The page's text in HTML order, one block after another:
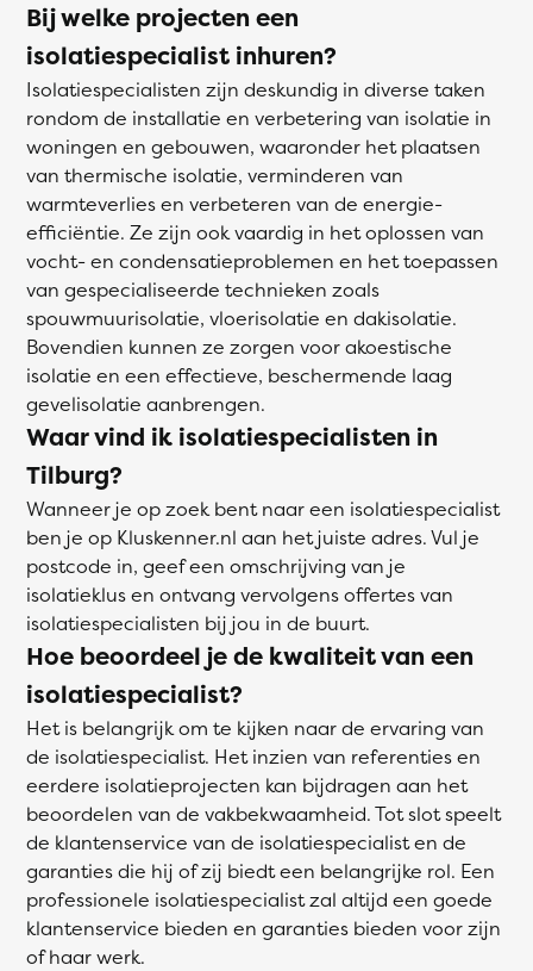
Bij welke projecten een
isolatiespecialist inhuren?
Isolatiespecialisten zijn deskundig in diverse taken
rondom de installatie en verbetering van isolatie in
woningen en gebouwen, waaronder het plaatsen
van thermische isolatie, verminderen van
warmteverlies en verbeteren van de energie-
efficiëntie. Ze zijn ook vaardig in het oplossen van
vocht- en condensatieproblemen en het toepassen
van gespecialiseerde technieken zoals
spouwmuurisolatie, vloerisolatie en dakisolatie.
Bovendien kunnen ze zorgen voor akoestische
isolatie en een effectieve, beschermende laag
gevelisolatie aanbrengen.
Waar vind ik isolatiespecialisten in
Tilburg?
Wanneer je op zoek bent naar een isolatiespecialist
ben je op Kluskenner.nl aan het juiste adres. Vul je
postcode in, geef een omschrijving van je
isolatieklus en ontvang vervolgens offertes van
isolatiespecialisten bij jou in de buurt.
Hoe beoordeel je de kwaliteit van een
isolatiespecialist?
Het is belangrijk om te kijken naar de ervaring van
de isolatiespecialist. Het inzien van referenties en
eerdere isolatieprojecten kan bijdragen aan het
beoordelen van de vakbekwaamheid. Tot slot speelt
de klantenservice van de isolatiespecialist en de
garanties die hij of zij biedt een belangrijke rol. Een
professionele isolatiespecialist zal altijd een goede
klantenservice bieden en garanties bieden voor zijn
of haar werk.